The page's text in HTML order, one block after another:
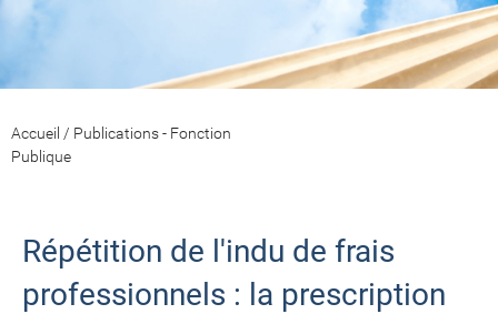
Accueil / Publications - Fonction
Publique
Répétition de l'indu de frais
professionnels : la prescription